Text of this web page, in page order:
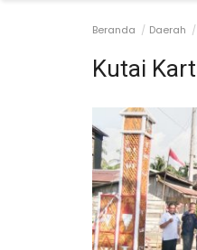
Beranda Daerah
Kutai